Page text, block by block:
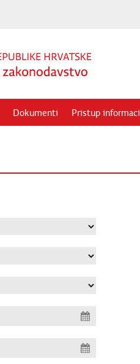
Dokumenti Pristup